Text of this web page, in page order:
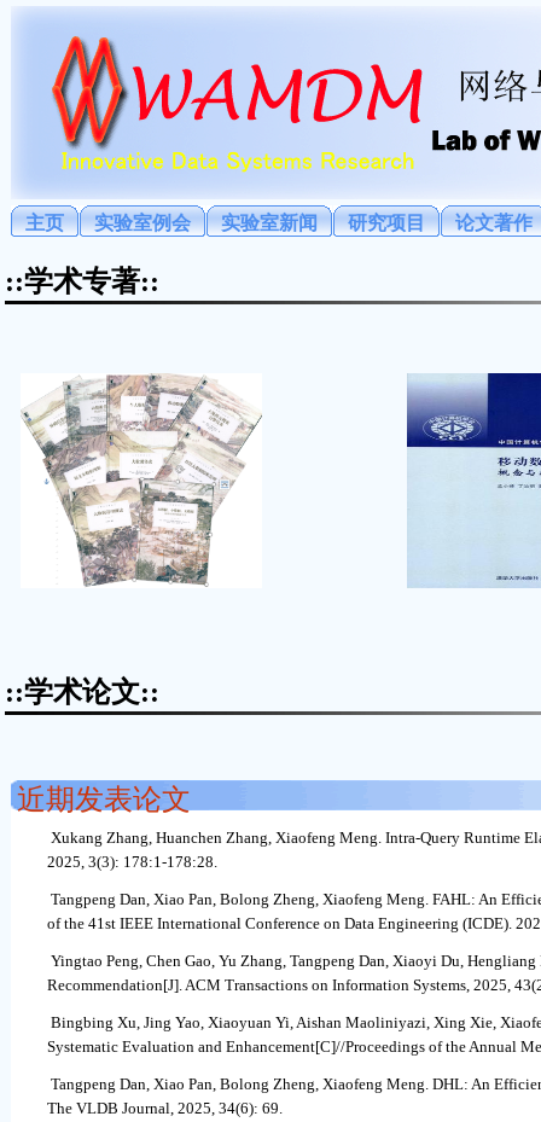
主页 实验室例会 实验室新闻 研究项目 论文著作
::学术专著::
::学术论文::
近期发表论文
Xukang Zhang, Huanchen Zhang, Xiaofeng Meng. Intra-Query Runtime
2025, 3(3): 178:1-178:28.
Tangpeng Dan, Xiao Pan, Bolong Zheng, Xiaofeng Meng. FAHL: An
of the 41st IEEE International Conference on Data Engineering (ICDE).
Yingtao Peng, Chen Gao, Yu Zhang, Tangpeng Dan, Xiaoyi Du,
Recommendation[J]. ACM Transactions on Information Systems, 2025,
Bingbing Xu, Jing Yao, Xiaoyuan Yi, Aishan Maoliniyazi, Xing Xie,
Systematic Evaluation and Enhancement[C]//Proceedings of the Annual
Tangpeng Dan, Xiao Pan, Bolong Zheng, Xiaofeng Meng. DHL: An
The VLDB Journal, 2025, 34(6): 69.